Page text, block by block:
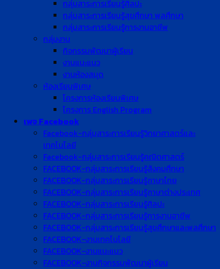
กลุ่มสาระการเรียนรู้ศิลปะ
กลุ่มสาระการเรียนรู้สุขศึกษา พลศึกษา
กลุ่มสาระการเรียนรู้การงานอาชีพ
กลุ่มงาน
กิจกรรมพัฒนาผู้เรียน
งานแนะแนว
งานห้องสมุด
ห้องเรียนพิเศษ
โครงการห้องเรียนพิเศษ
โครงการ English Program
เพจ Facebook
Facebook-กลุ่มสาระการเรียนรู้วิทยาศาสตร์และ
เทคโนโลยี
Facebook-กลุ่มสาระการเรียนรู้คณิตศาสตร์
FACEBOOK-กลุ่มสาระการเรียนรู้สังคมศึกษา
FACEBOOK-กลุ่มสาระการเรียนรู้ภาษาไทย
FACEBOOK-กลุ่มสาระการเรียนรู้ภาษาต่างประเทศ
FACEBOOK-กลุ่มสาระการเรียนรู้ศิลปะ
FACEBOOK-กลุ่มสาระการเรียนรู้การงานอาชีพ
FACEBOOK-กลุ่มสาระการเรียนรู้สุขศึกษาและพลศึกษา
FACEBOOK-งานเทคโนโลยี
FACEBOOK-งานแนะแนว
FACEBOOK-งานกิจกรรมพัฒนาผู้เรียน